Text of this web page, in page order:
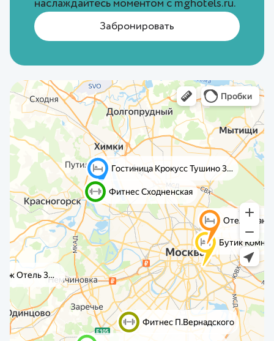
наслаждайтесь моментом с mghotels.ru.
Забронировать